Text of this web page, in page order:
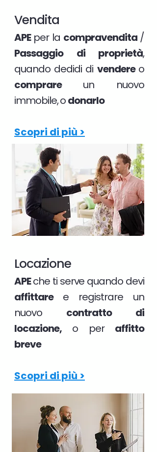
Vendita
APE per la compravendita /
Passaggio di proprietà,
quando dedidi di vendere o
comprare un nuovo
immobile, odonarlo
Scopri di più >
Locazione
APEche ti serve quando devi
affittare e registrare un
nuovo contratto di
locazione, o peraffitto
breve
Scopri di più >